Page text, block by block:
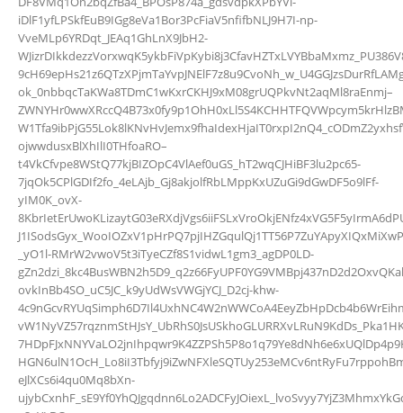
iDlF1yfLPSkfEuB9IGg8eVa1Bor3PcFiaV5nfifbNLJ9H7I-np-
VveMLp6YRDqt_JEAq1GhLnX9JbH2-
ok_0nbbqcTaKWa8TDmC1wKxrCKHJ9xM08grUQPkvNt2aqMl8raEnmj–
ojwwdusxBlXhIlI0THfoaRO–
t4VkCfvpe8WStQ77kjBIZOpC4VlAef0uGS_hT2wqCJHiBF3lu2pc65-
7jqOk5CPlGDIf2fo_4eLAjb_Gj8akjolfRbLMppKxUZuGi9dGwDF5o9lFf-
yIM0K_ovX-
_yO1l-RMrW2vwoV5t3iTyeCZf8S1vidwL1gm3_agDP0LD-
ovkInBb4SO_uC5JC_k9yUdWsVWGjYCJ_D2cj-khw-
eJlXCs6i4qu0Mq8bXn-